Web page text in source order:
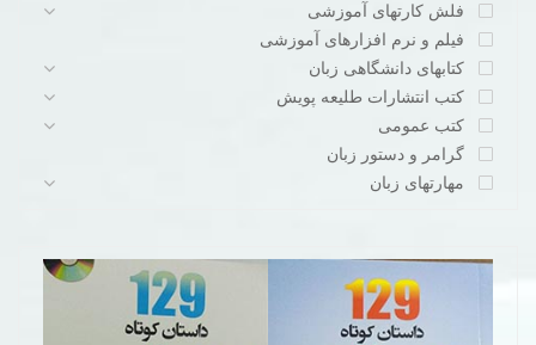
فلش کارتهای آموزشی
فیلم و نرم افزارهای آموزشی
کتابهای دانشگاهی زبان
کتب انتشارات طلیعه پویش
کتب عمومی
گرامر و دستور زبان
مهارتهای زبان